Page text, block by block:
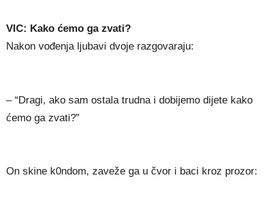
VIC: Kako ćemo ga zvati?
Nakon vođenja ljubavi dvoje razgovaraju:
– “Dragi, ako sam ostala trudna i dobijemo dijete kako
ćemo ga zvati?”
On skine k0ndom, zaveže ga u čvor i baci kroz prozor: